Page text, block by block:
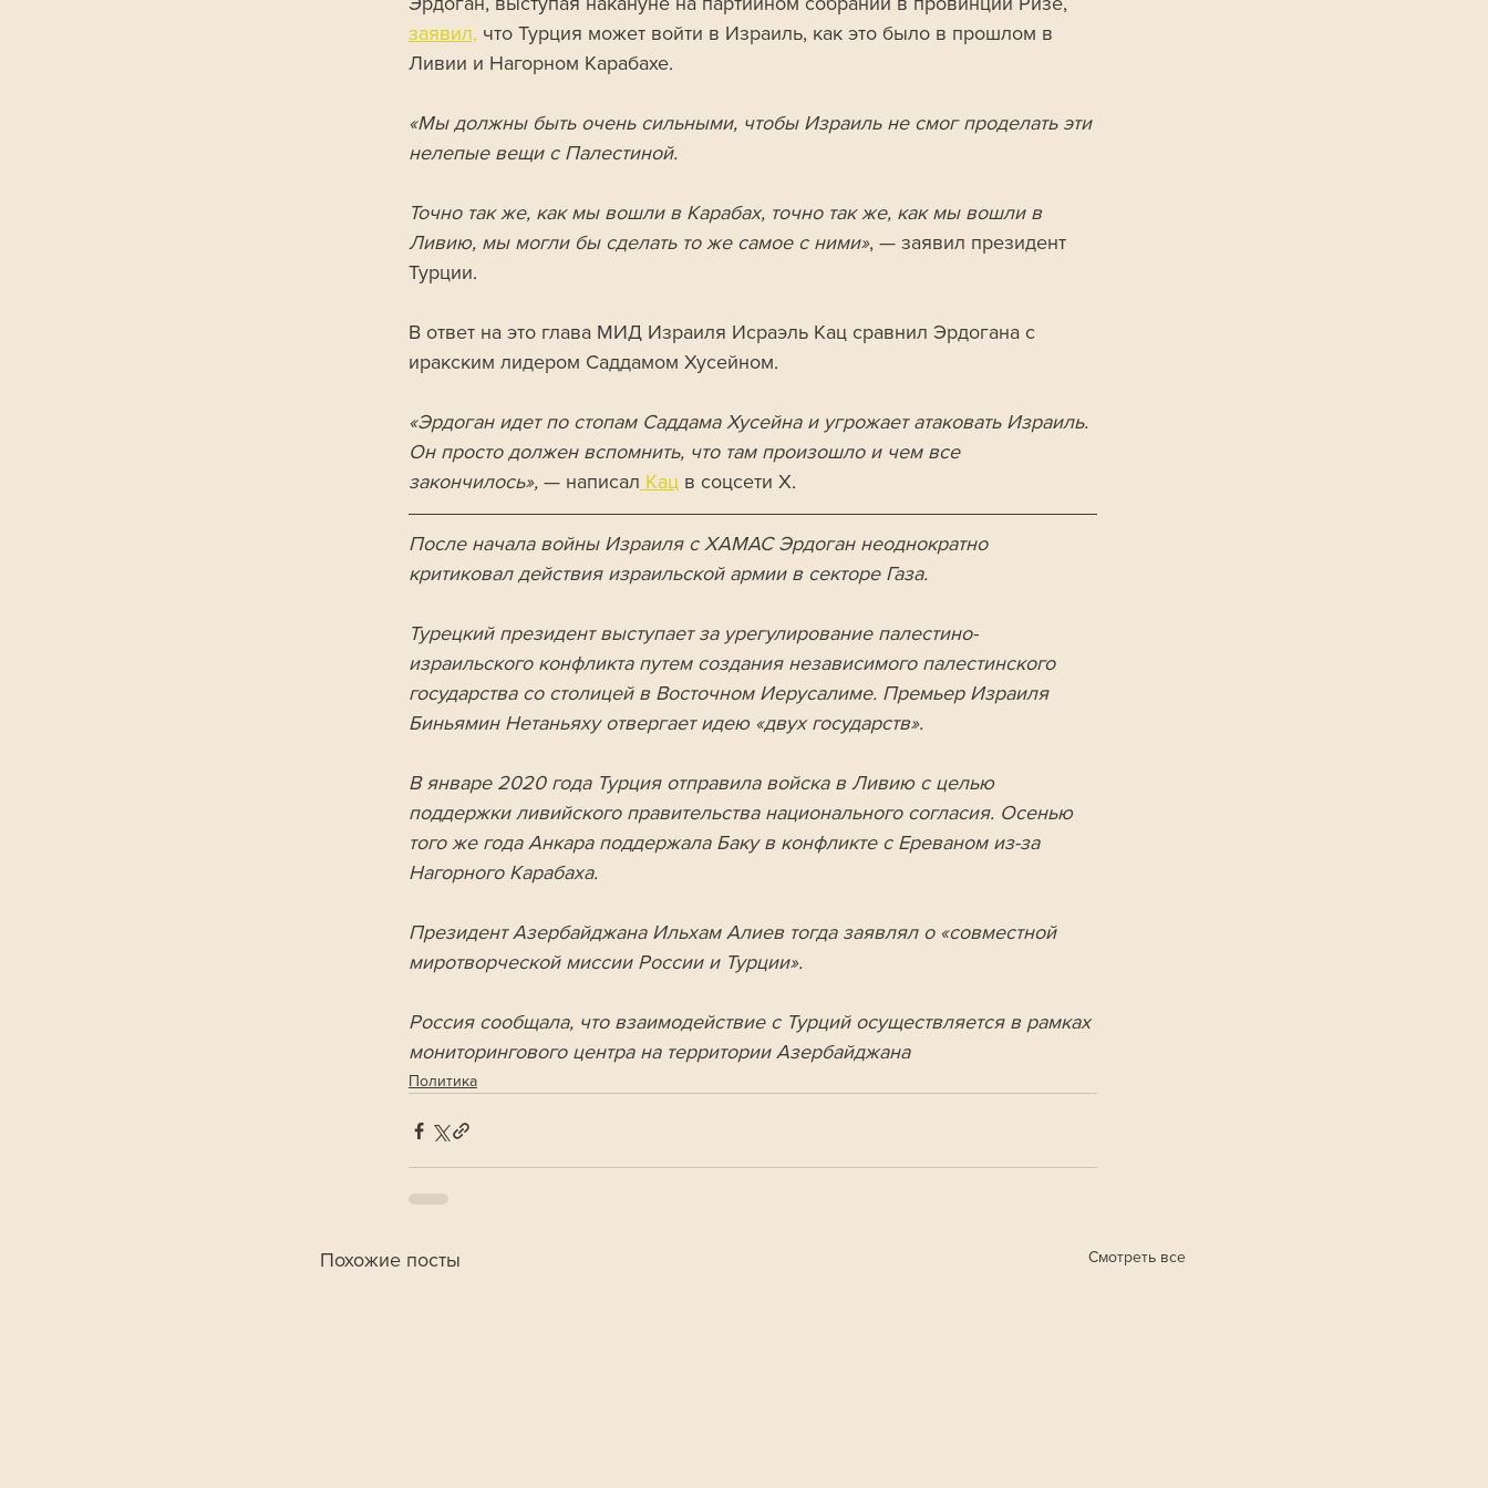
заявил, что Турция может войти в Израиль, как это было в прошлом в
Ливии и Нагорном Карабахе.
«Мы должны быть очень сильными, чтобы Израиль не смог проделать эти
нелепые вещи с Палестиной.
Точно так же, как мы вошли в Карабах, точно так же, как мы вошли в
Ливию, мы могли бы сделать то же самое с ними», — заявил президент
Турции.
В ответ на это глава МИД Израиля Исраэль Кац сравнил Эрдогана с
иракским лидером Саддамом Хусейном.
«Эрдоган идет по стопам Саддама Хусейна и угрожает атаковать Израиль.
Он просто должен вспомнить, что там произошло и чем все
закончилось», — написал Кац в соцсети X.
После начала войны Израиля с ХАМАС Эрдоган неоднократно
критиковал действия израильской армии в секторе Газа.
Турецкий президент выступает за урегулирование палестино-
израильского конфликта путем создания независимого палестинского
государства со столицей в Восточном Иерусалиме. Премьер Израиля
Биньямин Нетаньяху отвергает идею «двух государств».
В январе 2020 года Турция отправила войска в Ливию с целью
поддержки ливийского правительства национального согласия. Осенью
того же года Анкара поддержала Баку в конфликте с Ереваном из-за
Нагорного Карабаха.
Президент Азербайджана Ильхам Алиев тогда заявлял о «совместной
миротворческой миссии России и Турции».
Россия сообщала, что взаимодействие с Турций осуществляется в рамках
мониторингового центра на территории Азербайджана
Политика
Похожие посты Смотреть все